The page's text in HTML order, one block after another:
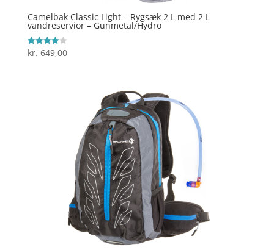
Camelbak Classic Light – Rygsæk 2 L med 2 L
vandreservior – Gunmetal/Hydro
Vurderet
4
kr. 649,00